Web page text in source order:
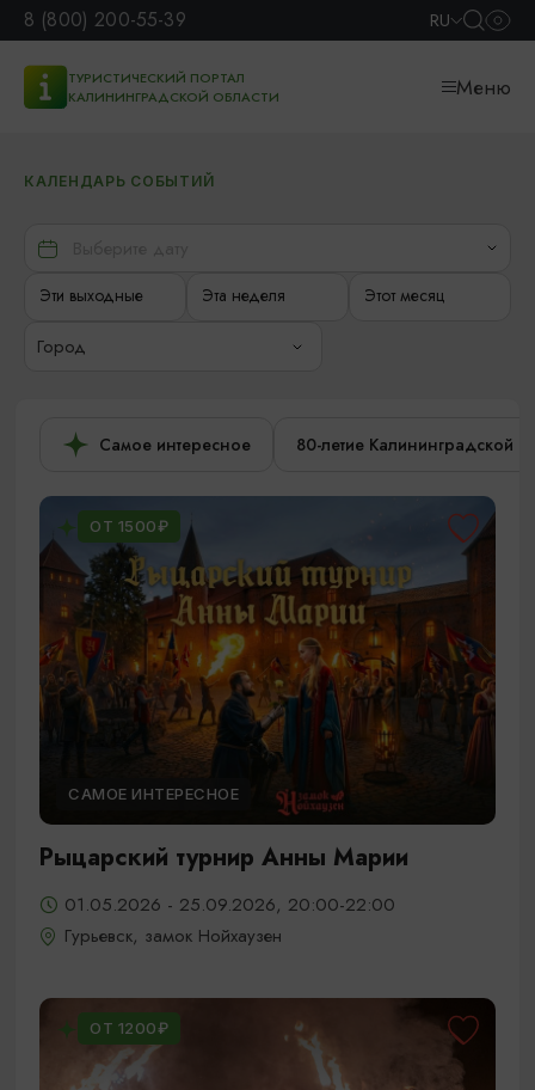
8 (800) 200-55-39 RU
ТУРИСТИЧЕСКИЙ ПОРТАЛ
КАЛИНИНГРАДСКОЙ ОБЛАСТИ
Меню
КАЛЕНДАРЬ СОБЫТИЙ
Эти выходные Эта неделя Этот месяц
Город
Самое интересное 80-летие Калининградской
ОТ 1500₽
САМОЕ ИНТЕРЕСНОЕ
Рыцарский турнир Анны Марии
01.05.2026 - 25.09.2026, 20:00-22:00
Гурьевск, замок Нойхаузен
ОТ 1200₽